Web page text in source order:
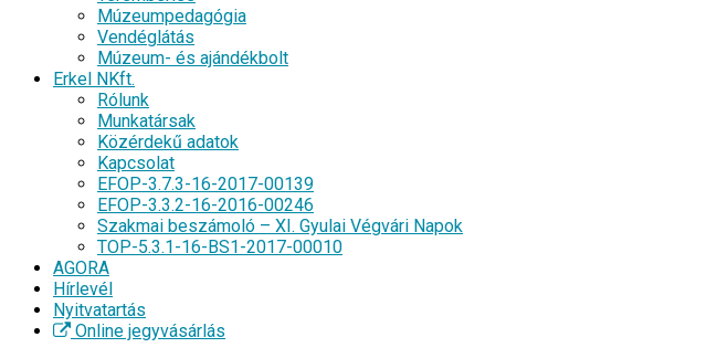
Múzeumpedagógia
Vendéglátás
Múzeum- és ajándékbolt
Erkel NKft.
Rólunk
Munkatársak
Közérdekű adatok
Kapcsolat
EFOP-3.7.3-16-2017-00139
EFOP-3.3.2-16-2016-00246
Szakmai beszámoló – XI. Gyulai Végvári Napok
TOP-5.3.1-16-BS1-2017-00010
AGORA
Hírlevél
Nyitvatartás
Online jegyvásárlás